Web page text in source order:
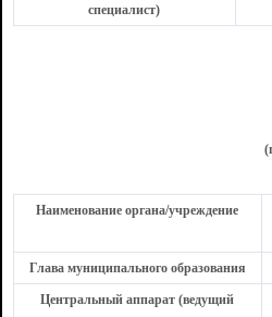
специалист)
Наименование органа/учреждение
Глава муниципального образования
Центральный аппарат (ведущий